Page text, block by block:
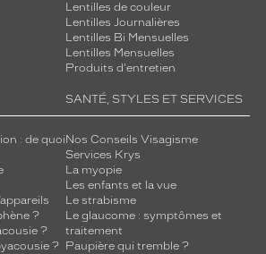
Lentilles de couleur
Lentilles Journalières
Lentilles Bi Mensuelles
Lentilles Mensuelles
Produits d'entretien
: de quoi
?
?
?
SANTÉ, STYLES ET SERVICES
Nos Conseils Visagisme
Services Krys
La myopie
Les enfants et la vue
Le strabisme
Le glaucome : symptômes et
traitement
Paupière qui tremble ?